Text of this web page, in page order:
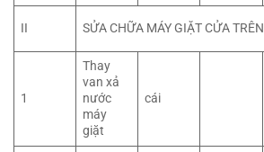
II SỬA CHỮA MÁY GIẶT CỬA TRÊN
1
Thay
van xả
nước
máy
giặt
cái